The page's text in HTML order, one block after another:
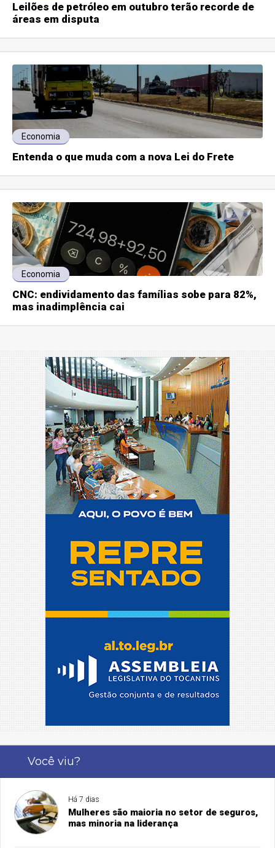
Leilões de petróleo em outubro terão recorde de
áreas em disputa
Economia
Entenda o que muda com a nova Lei do Frete
Economia
CNC: endividamento das famílias sobe para 82%,
mas inadimplência cai
Você viu?
Há 7 dias
Mulheres são maioria no setor de seguros,
mas minoria na liderança